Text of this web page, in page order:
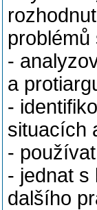
-
a
-
situacích
-
- jednat s
dalšího